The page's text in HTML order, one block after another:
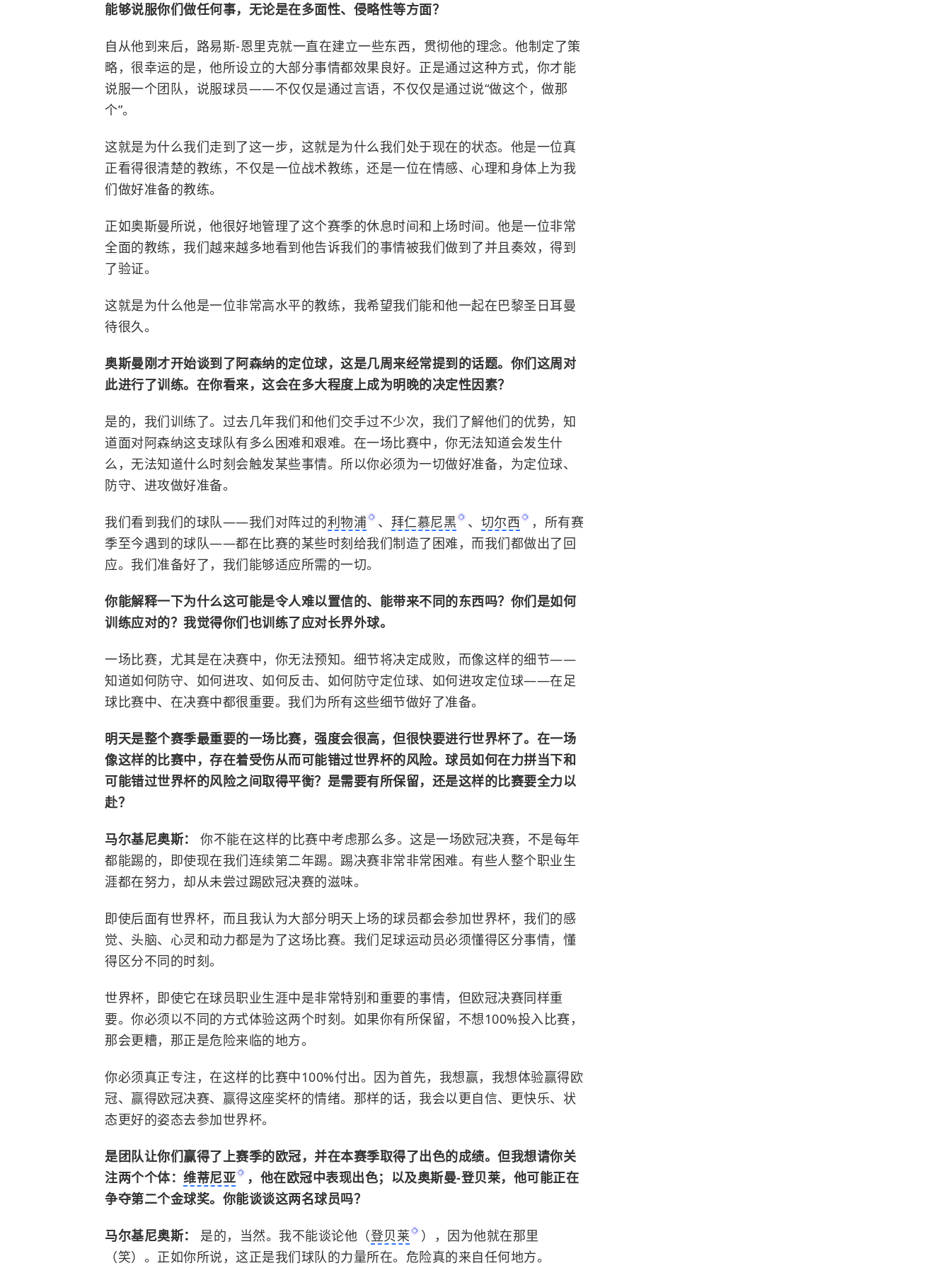
能够说服你们做任何事，无论是在多面性、侵略性等方面？
自从他到来后，路易斯-恩里克就一直在建立一些东西，贯彻他的理念。他制定了策
略，很幸运的是，他所设立的大部分事情都效果良好。正是通过这种方式，你才能
说服一个团队，说服球员——不仅仅是通过言语，不仅仅是通过说“做这个，做那
个”。
这就是为什么我们走到了这一步，这就是为什么我们处于现在的状态。 他是一位真
正看得很清楚的教练，不仅是一位战术教练，还是一位在情感、心理和身体上为我
们做好准备的教练。
正如奥斯曼所说，他很好地管理了这个赛季的休息时间和上场时间。他是一位非常
全面的教练，我们越来越多地看到他告诉我们的事情被我们做到了并且奏效，得到
了验证。
这就是为什么他是一位非常高水平的教练，我希望我们能和他一起在巴黎圣日耳曼
待很久。
奥斯曼刚才开始谈到了阿森纳的定位球，这是几周来经常提到的话题。你们这周对
此进行了训练。在你看来，这会在多大程度上成为明晚的决定性因素？
是的，我们训练了。过去几年我们和他们交手过不少次，我们了解他们的优势，知
道面对阿森纳这支球队有多么困难和艰难。在一场比赛中，你无法知道会发生什
么，无法知道什么时刻会触发某些事情。所以你必须为一切做好准备，为定位球、
防守、进攻做好准备。
我们看到我们的球队——我们对阵过的利物浦 、 拜仁慕尼黑 、 切尔西
，所有赛
季至今遇到的球队——都在比赛的某些时刻给我们制造了困难，而我们都做出了回
应。我们准备好了，我们能够适应所需的一切。
你能解释一下为什么这可能是令人难以置信的、能带来不同的东西吗？你们是如何
训练应对的？我觉得你们也训练了应对长界外球。
一场比赛，尤其是在决赛中，你无法预知。 细节将决定成败，而像这样的细节——
知道如何防守、如何进攻、如何反击、如何防守定位球、如何进攻定位球——在足
球比赛中、在决赛中都很重要。我们为所有这些细节做好了准备。
明天是整个赛季最重要的一场比赛，强度会很高，但很快要进行世界杯了。在一场
像这样的比赛中，存在着受伤从而可能错过世界杯的风险。球员如何在力拼当下和
可能错过世界杯的风险之间取得平衡？是需要有所保留，还是这样的比赛要全力以
赴？
马尔基尼奥斯：
你不能在这样的比赛中考虑那么多。这是一场欧冠决赛，不是每年
都能踢的，即使现在我们连续第二年踢。踢决赛非常非常困难。有些人整个职业生
涯都在努力，却从未尝过踢欧冠决赛的滋味。
即使后面有世界杯，而且我认为大部分明天上场的球员都会参加世界杯，我们的感
觉、头脑、心灵和动力都是为了这场比赛。我们足球运动员必须懂得区分事情，懂
得区分不同的时刻。
世界杯，即使它在球员职业生涯中是非常特别和重要的事情，但欧冠决赛同样重
要。你必须以不同的方式体验这两个时刻。如果你有所保留，不想100%投入比赛，
那会更糟，那正是危险来临的地方。
你必须真正专注，在这样的比赛中100%付出。因为首先，我想赢，我想体验赢得欧
冠、赢得欧冠决赛、赢得这座奖杯的情绪。那样的话，我会以更自信、更快乐、状
态更好的姿态去参加世界杯。
是团队让你们赢得了上赛季的欧冠，并在本赛季取得了出色的成绩。但我想请你关
注两个个体： 维蒂尼亚
，他在欧冠中表现出色；以及奥斯曼-登贝莱，他可能正在
争夺第二个金球奖。你能谈谈这两名球员吗？
马尔基尼奥斯： 是的，当然。我不能谈论他（登贝莱
），因为他就在那里
（笑）。正如你所说，这正是我们球队的力量所在。 危险真的来自任何地方。